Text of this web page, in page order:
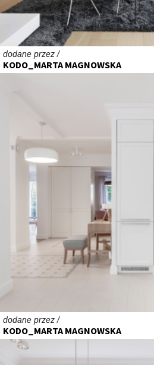
dodane przez /
KODO_MARTA MAGNOWSKA
dodane przez /
KODO_MARTA MAGNOWSKA